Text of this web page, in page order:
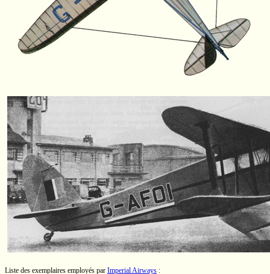
Liste des exemplaires employés par Imperial Airways :